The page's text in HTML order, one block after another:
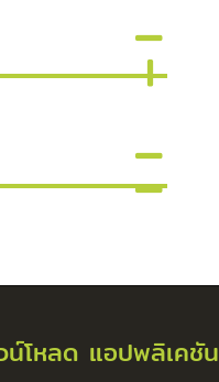
น์โหลด แอปพลิเคชัน